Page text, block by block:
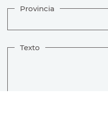
Provincia
Texto